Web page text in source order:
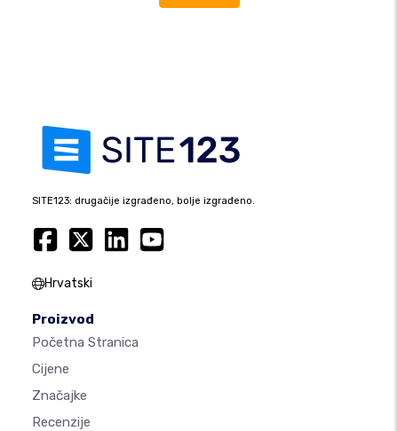
SITE123: drugačije izgrađeno, bolje izgrađeno.
Hrvatski
Proizvod
Početna Stranica
Cijene
Značajke
Recenzije